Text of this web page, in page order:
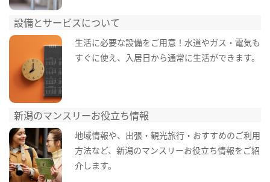
設備とサービスについて
生活に必要な設備をご用意！水道やガス・電気も
すぐに使え、入居日から通常に生活ができます。
新潟のマンスリーお役立ち情報
地域情報や、出張・観光旅行・おすすめのご利用
方法など、新潟のマンスリーお役立ち情報をご紹
介します。